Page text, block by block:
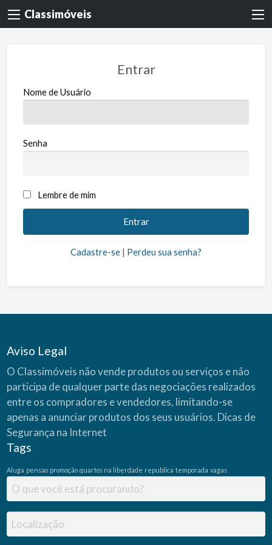
Classimóveis
Entrar
Nome de Usuário
Senha
Lembre de mim
Cadastre-se | Perdeu sua senha?
Aviso Legal
O Classimóveis não vende produtos ou serviços e não
participa de qualquer parte das negociações realizados
entre os compradores e vendedores, limitando-se
apenas a anunciar produtos dos seus usuários. Dicas de
Segurança na Internet
Tags
Aluga pensao promoção quartos na liberdade republica temporada vagas